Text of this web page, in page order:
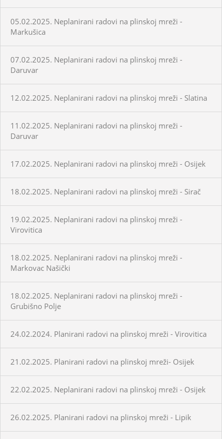
05.02.2025. Neplanirani radovi na plinskoj mreži -
Markušica
07.02.2025. Neplanirani radovi na plinskoj mreži -
Daruvar
12.02.2025. Neplanirani radovi na plinskoj mreži - Slatina
11.02.2025. Neplanirani radovi na plinskoj mreži -
Daruvar
17.02.2025. Neplanirani radovi na plinskoj mreži - Osijek
18.02.2025. Neplanirani radovi na plinskoj mreži - Sirač
19.02.2025. Neplanirani radovi na plinskoj mreži -
Virovitica
18.02.2025. Neplanirani radovi na plinskoj mreži -
Markovac Našički
18.02.2025. Neplanirani radovi na plinskoj mreži -
Grubišno Polje
24.02.2024. Planirani radovi na plinskoj mreži - Virovitica
21.02.2025. Planirani radovi na plinskoj mreži- Osijek
22.02.2025. Neplanirani radovi na plinskoj mreži - Osijek
26.02.2025. Planirani radovi na plinskoj mreži - Lipik